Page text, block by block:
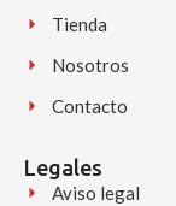
Tienda
Nosotros
Contacto
Legales
Aviso legal